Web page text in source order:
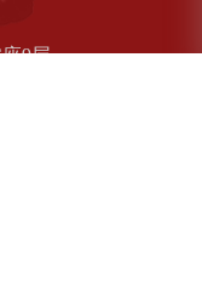
9层